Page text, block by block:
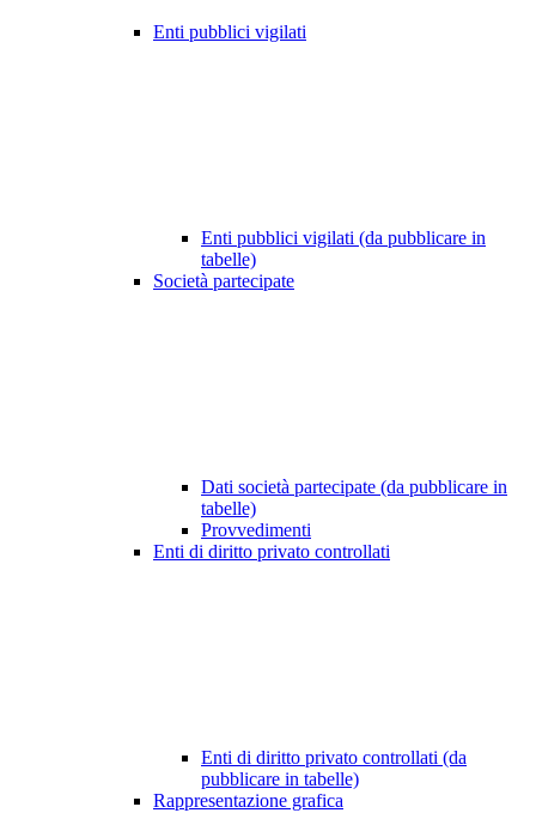
Enti pubblici vigilati
Enti pubblici vigilati (da pubblicare in
tabelle)
Società partecipate
Dati società partecipate (da pubblicare in
tabelle)
Provvedimenti
Enti di diritto privato controllati
Enti di diritto privato controllati (da
pubblicare in tabelle)
Rappresentazione grafica